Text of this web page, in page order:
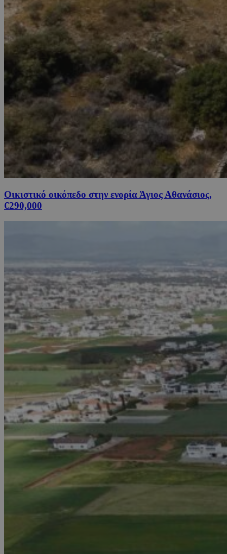
Οικιστικό οικόπεδο στην ενορία Άγιος Αθανάσιος,
€290,000